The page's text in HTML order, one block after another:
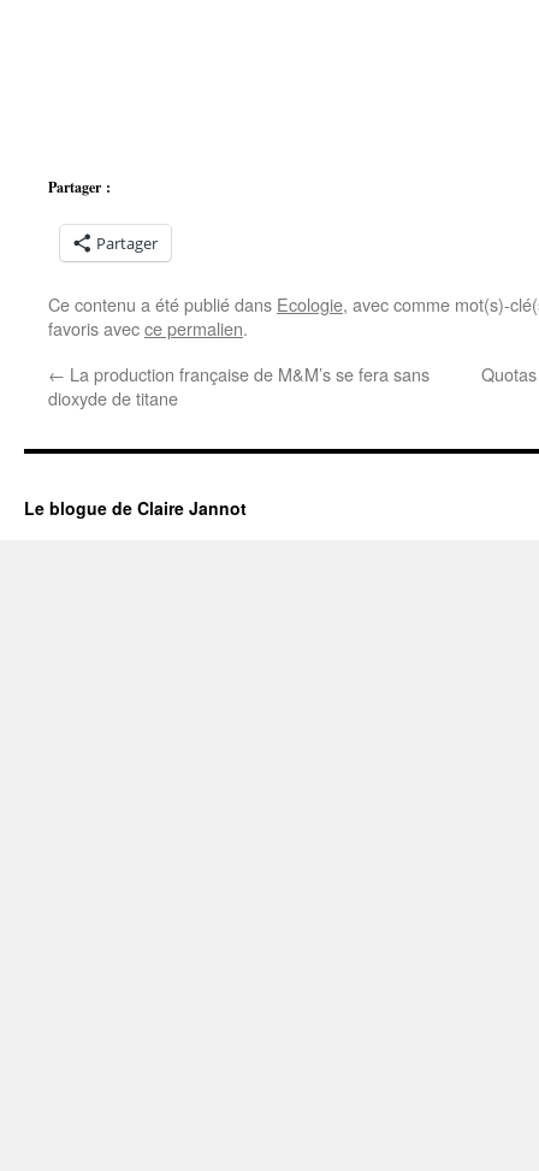
Partager :
Partager
Ce contenu a été publié dans Ecologie, avec comme mot(s)-
favoris avecce permalien.
← La production française de M&M’s se fera sans
dioxyde de titane
Le blogue de Claire Jannot